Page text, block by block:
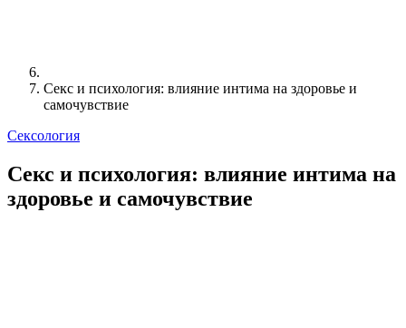
Секс и психология: влияние интима на здоровье и
самочувствие
Сексология
Секс и психология: влияние интима на
здоровье и самочувствие